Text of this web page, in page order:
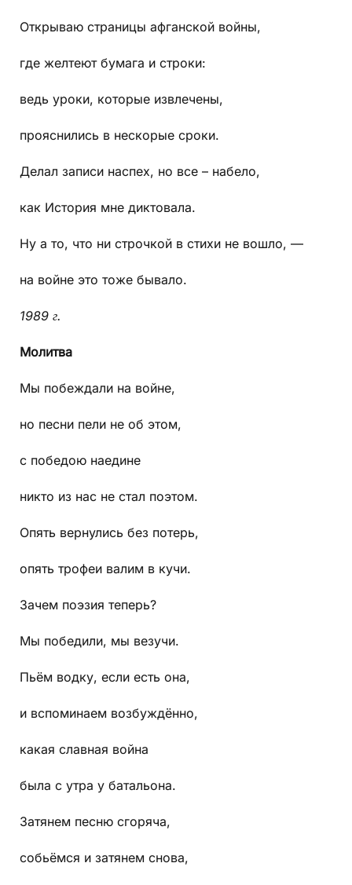
Открываю страницы афганской войны,
где желтеют бумага и строки:
ведь уроки, которые извлечены,
прояснились в нескорые сроки.
Делал записи наспех, но все – набело,
как История мне диктовала.
Ну а то, что ни строчкой в стихи не вошло, —
на войне это тоже бывало.
1989 г.
Молитва
Мы побеждали на войне,
но песни пели не об этом,
с победою наедине
никто из нас не стал поэтом.
Опять вернулись без потерь,
опять трофеи валим в кучи.
Зачем поэзия теперь?
Мы победили, мы везучи.
Пьём водку, если есть она,
и вспоминаем возбуждённо,
какая славная война
была с утра у батальона.
Затянем песню сгоряча,
собьёмся и затянем снова,